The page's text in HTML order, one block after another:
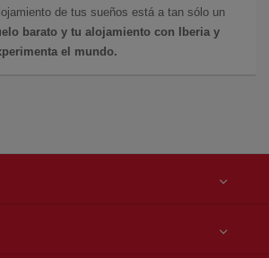
de tus sueños está a tan sólo un
barato y tu alojamiento con Iberia y
el mundo.